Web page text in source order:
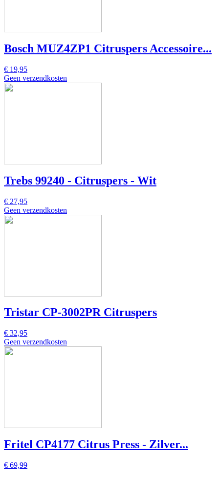
Bosch MUZ4ZP1 Citruspers Accessoire...
€ 19,95
Geen verzendkosten
Trebs 99240 - Citruspers - Wit
€ 27,95
Geen verzendkosten
Tristar CP-3002PR Citruspers
€ 32,95
Geen verzendkosten
Fritel CP4177 Citrus Press - Zilver...
€ 69,99